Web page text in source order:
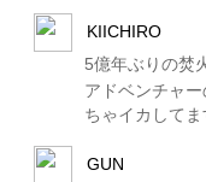
KIICHIRO
5億年ぶりの焚
アドベンチャ
ちゃイカしてま
GUN